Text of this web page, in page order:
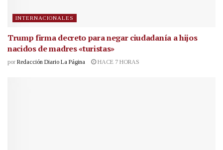
INTERNACIONALES
Trump firma decreto para negar ciudadanía a hijos
nacidos de madres «turistas»
por Redacción Diario La Página HACE 7 HORAS